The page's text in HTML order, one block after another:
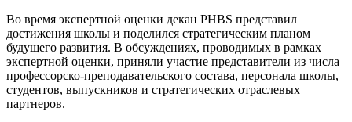
Во время экспертной оценки декан PHBS представил
достижения школы и поделился стратегическим планом
будущего развития. В обсуждениях, проводимых в рамках
экспертной оценки, приняли участие представители из числа
профессорско-преподавательского состава, персонала школы,
студентов, выпускников и стратегических отраслевых
партнеров.